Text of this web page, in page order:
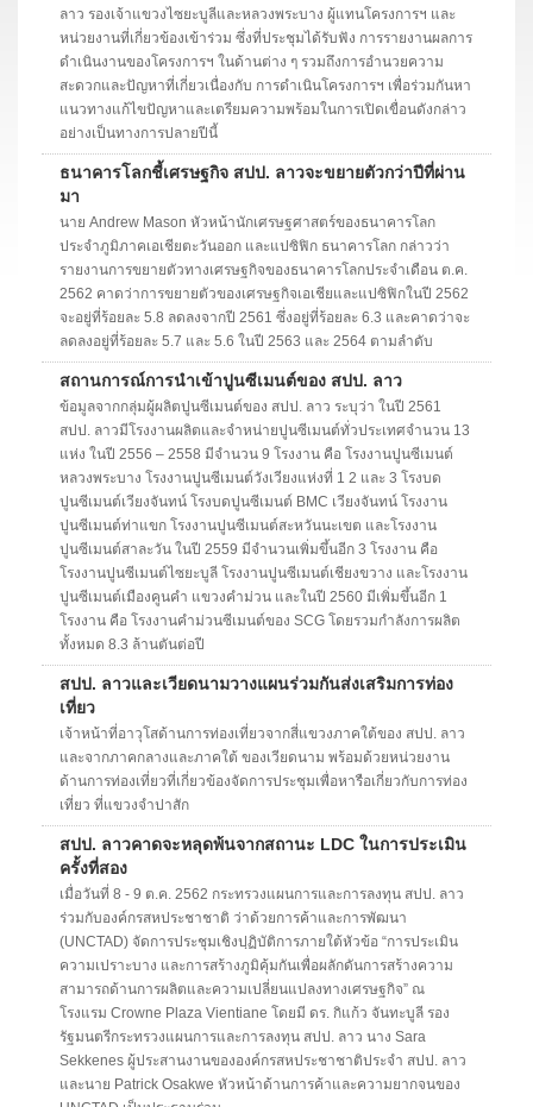
ลาว รองเจ้าแขวงไซยะบูลีและหลวงพระบาง ผู้แทนโครงการฯ และ
หน่วยงานที่เกี่ยวข้องเข้าร่วม ซึ่งที่ประชุมได้รับฟัง การรายงานผลการ
ดำเนินงานของโครงการฯ ในด้านต่าง ๆ รวมถึงการอำนวยความ
สะดวกและปัญหาที่เกี่ยวเนื่องกับ การดำเนินโครงการฯ เพื่อร่วมกันหา
แนวทางแก้ไขปัญหาและเตรียมความพร้อมในการเปิดเขื่อนดังกล่าว
อย่างเป็นทางการปลายปีนี้
ธนาคารโลกชี้เศรษฐกิจ สปป. ลาวจะขยายตัวกว่าปีที่ผ่าน
มา
นาย Andrew Mason หัวหน้านักเศรษฐศาสตร์ของธนาคารโลก
ประจำภูมิภาคเอเชียตะวันออก และแปซิฟิก ธนาคารโลก กล่าวว่า
รายงานการขยายตัวทางเศรษฐกิจของธนาคารโลกประจำเดือน ต.ค.
2562 คาดว่าการขยายตัวของเศรษฐกิจเอเชียและแปซิฟิกในปี 2562
จะอยู่ที่ร้อยละ 5.8 ลดลงจากปี 2561 ซึ่งอยู่ที่ร้อยละ 6.3 และคาดว่าจะ
ลดลงอยู่ที่ร้อยละ 5.7 และ 5.6 ในปี 2563 และ 2564 ตามลำดับ
สถานการณ์การนำเข้าปูนซีเมนต์ของ สปป. ลาว
ข้อมูลจากกลุ่มผู้ผลิตปูนซีเมนต์ของ สปป. ลาว ระบุว่า ในปี 2561
สปป. ลาวมีโรงงานผลิตและจำหน่ายปูนซีเมนต์ทั่วประเทศจำนวน 13
แห่ง ในปี 2556 – 2558 มีจำนวน 9 โรงงาน คือ โรงงานปูนซีเมนต์
หลวงพระบาง โรงงานปูนซีเมนต์วังเวียงแห่งที่ 1 2 และ 3 โรงบด
ปูนซีเมนต์เวียงจันทน์ โรงบดปูนซีเมนต์ BMC เวียงจันทน์ โรงงาน
ปูนซีเมนต์ท่าแขก โรงงานปูนซีเมนต์สะหวันนะเขต และโรงงาน
ปูนซีเมนต์สาละวัน ในปี 2559 มีจำนวนเพิ่มขึ้นอีก 3 โรงงาน คือ
โรงงานปูนซีเมนต์ไซยะบูลี โรงงานปูนซีเมนต์เชียงขวาง และโรงงาน
ปูนซีเมนต์เมืองคูนคำ แขวงคำม่วน และในปี 2560 มีเพิ่มขึ้นอีก 1
โรงงาน คือ โรงงานคำม่วนซีเมนต์ของ SCG โดยรวมกำลังการผลิต
ทั้งหมด 8.3 ล้านตันต่อปี
สปป. ลาวและเวียดนามวางแผนร่วมกันส่งเสริมการท่อง
เที่ยว
เจ้าหน้าที่อาวุโสด้านการท่องเที่ยวจากสี่แขวงภาคใต้ของ สปป. ลาว
และจากภาคกลางและภาคใต้ ของเวียดนาม พร้อมด้วยหน่วยงาน
ด้านการท่องเที่ยวที่เกี่ยวข้องจัดการประชุมเพื่อหารือเกี่ยวกับการท่อง
เที่ยว ที่แขวงจำปาสัก
สปป. ลาวคาดจะหลุดพ้นจากสถานะ LDC ในการประเมิน
ครั้งที่สอง
เมื่อวันที่ 8 - 9 ต.ค. 2562 กระทรวงแผนการและการลงทุน สปป. ลาว
ร่วมกับองค์กรสหประชาชาติ ว่าด้วยการค้าและการพัฒนา
(UNCTAD) จัดการประชุมเชิงปฺฏิบัติการภายใต้หัวข้อ “การประเมิน
ความเปราะบาง และการสร้างภูมิคุ้มกันเพื่อผลักดันการสร้างความ
สามารถด้านการผลิตและความเปลี่ยนแปลงทางเศรษฐกิจ” ณ
โรงแรม Crowne Plaza Vientiane โดยมี ดร. กิแก้ว จันทะบูลี รอง
รัฐมนตรีกระทรวงแผนการและการลงทุน สปป. ลาว นาง Sara
Sekkenes ผู้ประสานงานขององค์กรสหประชาชาติประจำ สปป. ลาว
และนาย Patrick Osakwe หัวหน้าด้านการค้าและความยากจนของ